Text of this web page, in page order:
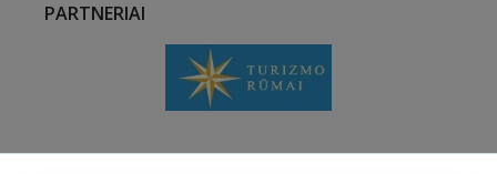
PARTNERIAI